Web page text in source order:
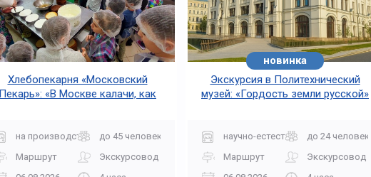
Хлебопекарня «Московский
Пекарь»: «В Москве калачи, как
на производство
до 45 человек
Маршрут
Экскурсовод
новинка
Экскурсия в Политехнический
музей: «Гордость земли русской»
научно-естественнаядо 24 человек
Маршрут
Экскурсовод